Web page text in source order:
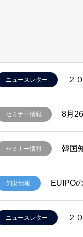
ニュースレター ２
セミナー情報 8月
セミナー情報 韓国
知財情報 EUIPO
ニュースレター ２